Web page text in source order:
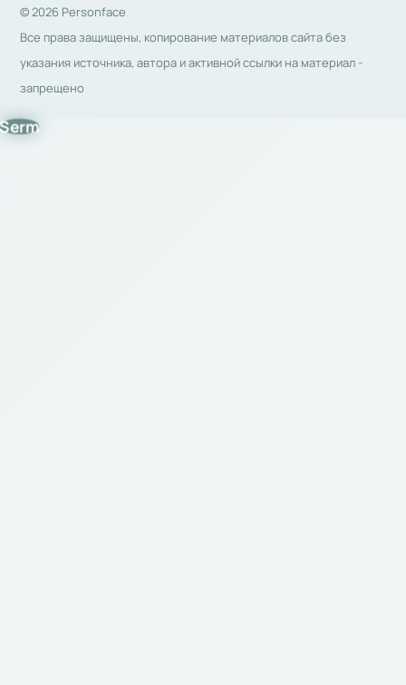
© 2026 Personface
Все права защищены, копирование материалов сайта без
указания источника, автора и активной ссылки на материал -
запрещено